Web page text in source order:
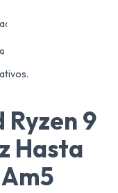
9
Hasta